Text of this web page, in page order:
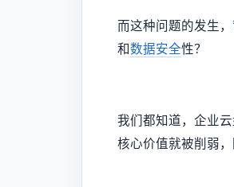
而这种问题的发生
和数据安全性？
我们都知道，企业
核心价值就被削弱